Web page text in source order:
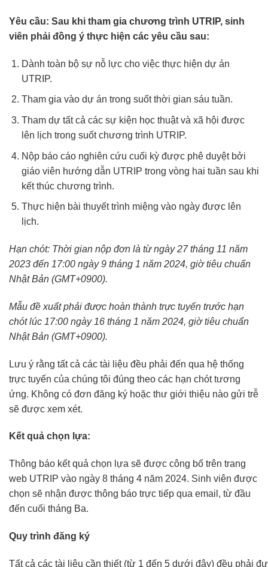
Yêu cầu: Sau khi tham gia chương trình UTRIP, sinh
viên phải đồng ý thực hiện các yêu cầu sau:
Dành toàn bộ sự nỗ lực cho việc thực hiện dự án
UTRIP.
Tham gia vào dự án trong suốt thời gian sáu tuần.
Tham dự tất cả các sự kiện học thuật và xã hội được
lên lịch trong suốt chương trình UTRIP.
Nộp báo cáo nghiên cứu cuối kỳ được phê duyệt bởi
giáo viên hướng dẫn UTRIP trong vòng hai tuần sau khi
kết thúc chương trình.
Thực hiện bài thuyết trình miệng vào ngày được lên
lịch.
Hạn chót: Thời gian nộp đơn là từ ngày 27 tháng 11 năm
2023 đến 17:00 ngày 9 tháng 1 năm 2024, giờ tiêu chuẩn
Nhật Bản (GMT+0900).
Mẫu đề xuất phải được hoàn thành trực tuyến trước hạn
chót lúc 17:00 ngày 16 tháng 1 năm 2024, giờ tiêu chuẩn
Nhật Bản (GMT+0900).
Lưu ý rằng tất cả các tài liệu đều phải đến qua hệ thống
trực tuyến của chúng tôi đúng theo các hạn chót tương
ứng. Không có đơn đăng ký hoặc thư giới thiệu nào gửi trễ
sẽ được xem xét.
Kết quả chọn lựa:
Thông báo kết quả chọn lựa sẽ được công bố trên trang
web UTRIP vào ngày 8 tháng 4 năm 2024. Sinh viên được
chọn sẽ nhận được thông báo trực tiếp qua email, từ đầu
đến cuối tháng Ba.
Quy trình đăng ký
Tất cả các tài liệu cần thiết (từ 1 đến 5 dưới đây) đều phải